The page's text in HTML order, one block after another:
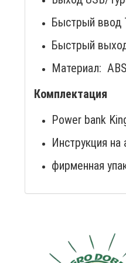
Быстрый ввод
Быстрый
Материал:
Комплектация
Power bank
Инструкция на
фирменная